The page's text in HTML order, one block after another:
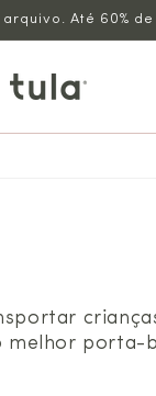
Até 60%